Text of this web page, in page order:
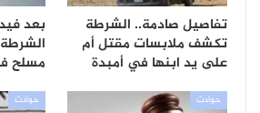
تفاصيل صادمة.. الشرطة
تكشف ملابسات مقتل أم
على يد ابنها في أمبدة
بعد
مسلح
حوادث حوادث